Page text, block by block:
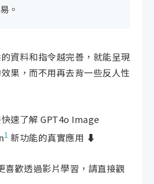
。
資料和指令越完善，就能呈現
果，而不用再去背一些反人性
速了解 GPT4o Image
1 新功能的真實應用 ⬇️
喜歡透過影片學習，請直接觀